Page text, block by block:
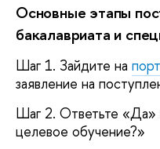
Основные этапы
бакалавриата и
Шаг 1. Зайдите на
заявление на
Шаг 2. Ответьте «Да»
целевое обучение?»